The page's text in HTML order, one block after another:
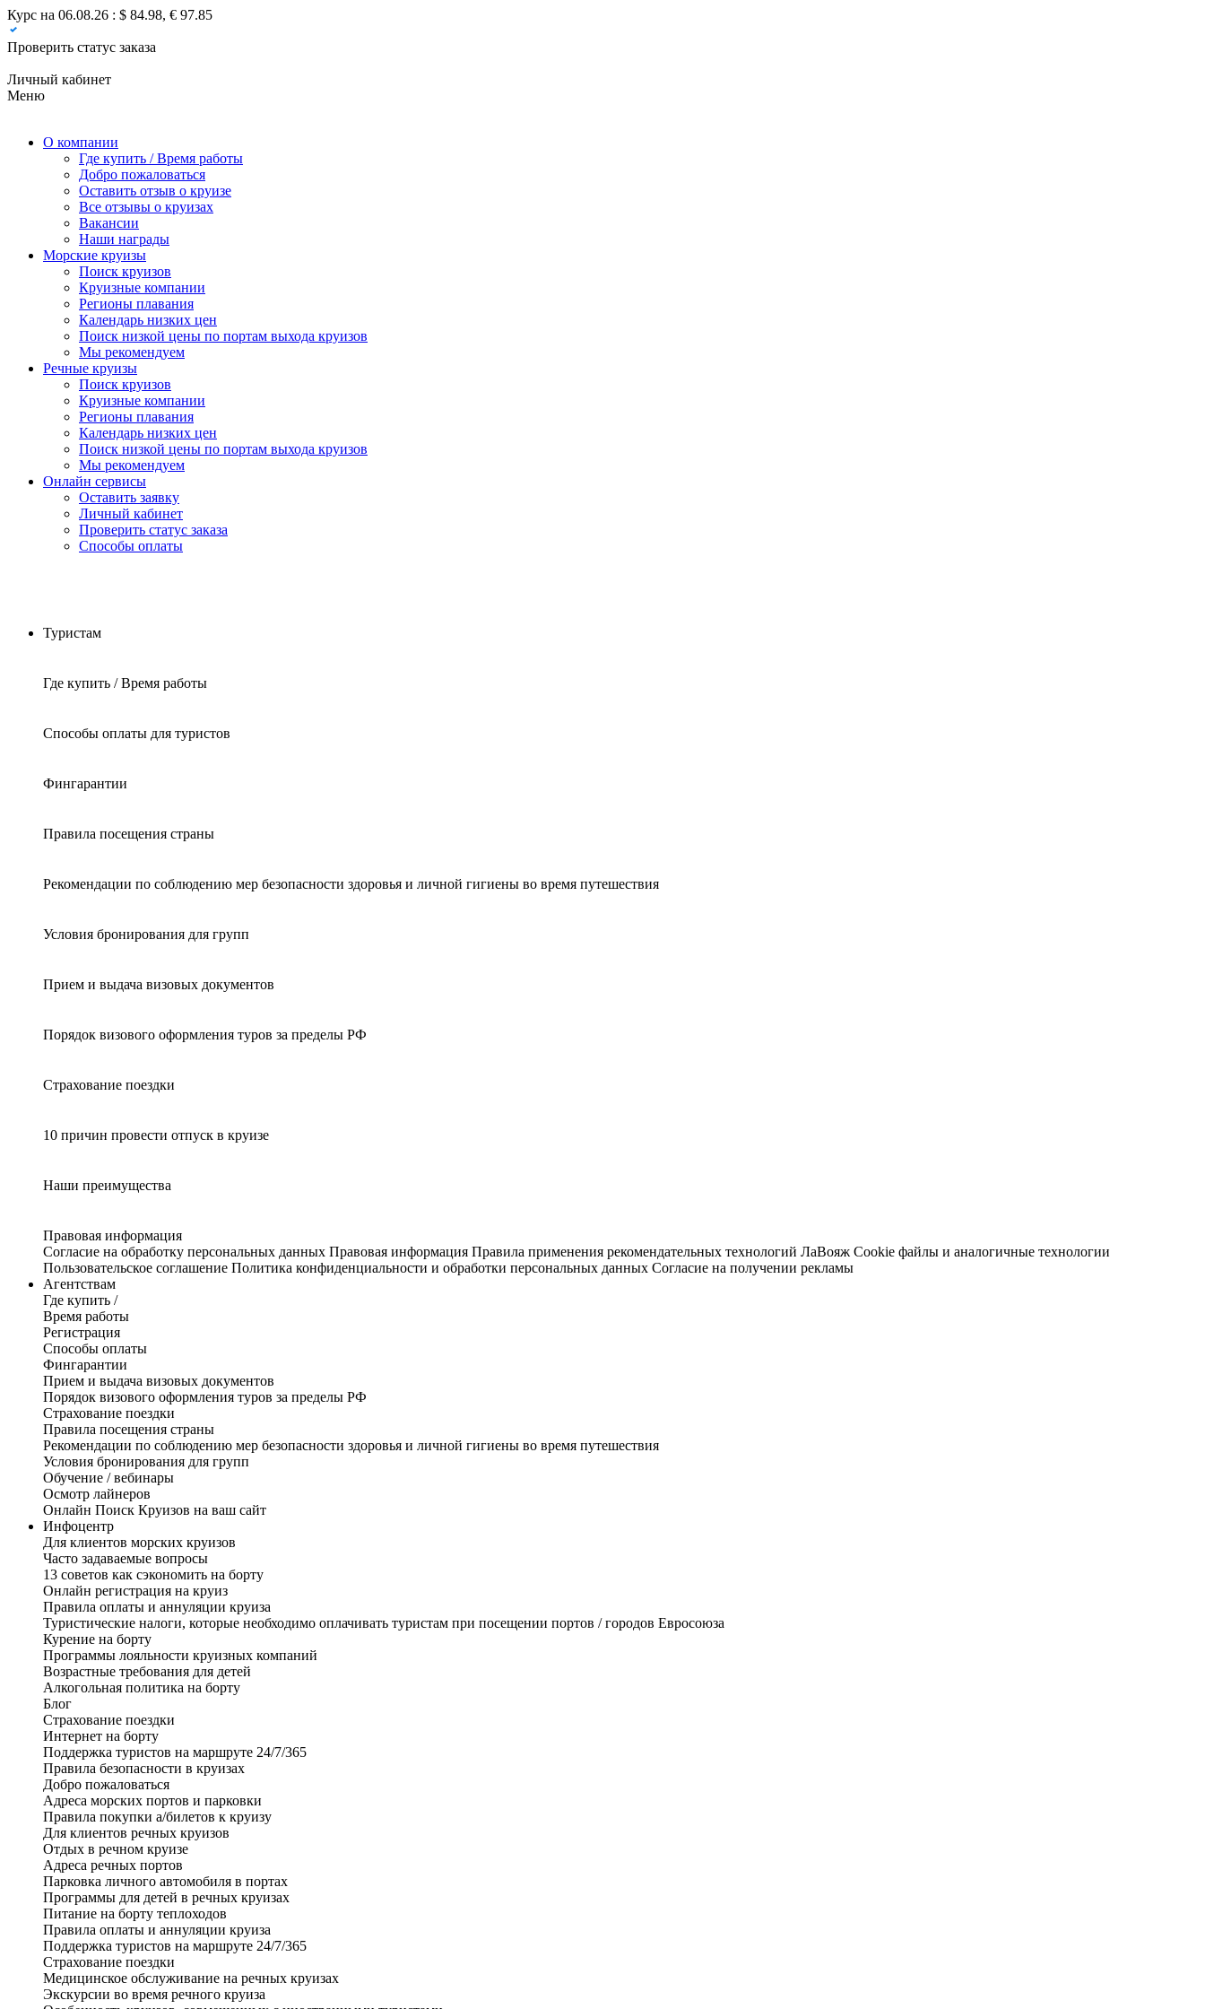
Курс на 06.08.26 : $ 84.98, € 97.85
Проверить статус заказа
Личный кабинет
Меню
О компании
Где купить / Время работы
Добро пожаловаться
Оставить отзыв о круизе
Все отзывы о круизах
Вакансии
Наши награды
Морские круизы
Поиск круизов
Круизные компании
Регионы плавания
Календарь низких цен
Поиск низкой цены по портам выхода круизов
Мы рекомендуем
Речные круизы
Поиск круизов
Круизные компании
Регионы плавания
Календарь низких цен
Поиск низкой цены по портам выхода круизов
Мы рекомендуем
Онлайн сервисы
Оставить заявку
Личный кабинет
Проверить статус заказа
Способы оплаты
Туристам
Где купить / Время работы
Способы оплаты для туристов
Фингарантии
Правила посещения страны
Рекомендации по соблюдению мер безопасности здоровья и личной гигиены во время путешествия
Условия бронирования для групп
Прием и выдача визовых документов
Порядок визового оформления туров за пределы РФ
Страхование поездки
10 причин провести отпуск в круизе
Наши преимущества
Правовая информация
Согласие на обработку персональных данных Правовая информация Правила применения рекомендательных технологий ЛаВояж Cookie файлы и аналогичные технологии
Пользовательское соглашение Политика конфиденциальности и обработки персональных данных Согласие на получении рекламы
Агентствам
Где купить /
Время работы
Регистрация
Способы оплаты
Фингарантии
Прием и выдача визовых документов
Порядок визового оформления туров за пределы РФ
Страхование поездки
Правила посещения страны
Рекомендации по соблюдению мер безопасности здоровья и личной гигиены во время путешествия
Условия бронирования для групп
Обучение / вебинары
Осмотр лайнеров
Онлайн Поиск Круизов на ваш сайт
Инфоцентр
Для клиентов морских круизов
Часто задаваемые вопросы
13 советов как сэкономить на борту
Онлайн регистрация на круиз
Правила оплаты и аннуляции круиза
Туристические налоги, которые необходимо оплачивать туристам при посещении портов / городов Евросоюза
Курение на борту
Программы лояльности круизных компаний
Возрастные требования для детей
Алкогольная политика на борту
Блог
Страхование поездки
Интернет на борту
Поддержка туристов на маршруте 24/7/365
Правила безопасности в круизах
Добро пожаловаться
Адреса морских портов и парковки
Правила покупки а/билетов к круизу
Для клиентов речных круизов
Отдых в речном круизе
Адреса речных портов
Парковка личного автомобиля в портах
Программы для детей в речных круизах
Питание на борту теплоходов
Правила оплаты и аннуляции круиза
Поддержка туристов на маршруте 24/7/365
Страхование поездки
Медицинское обслуживание на речных круизах
Экскурсии во время речного круиза